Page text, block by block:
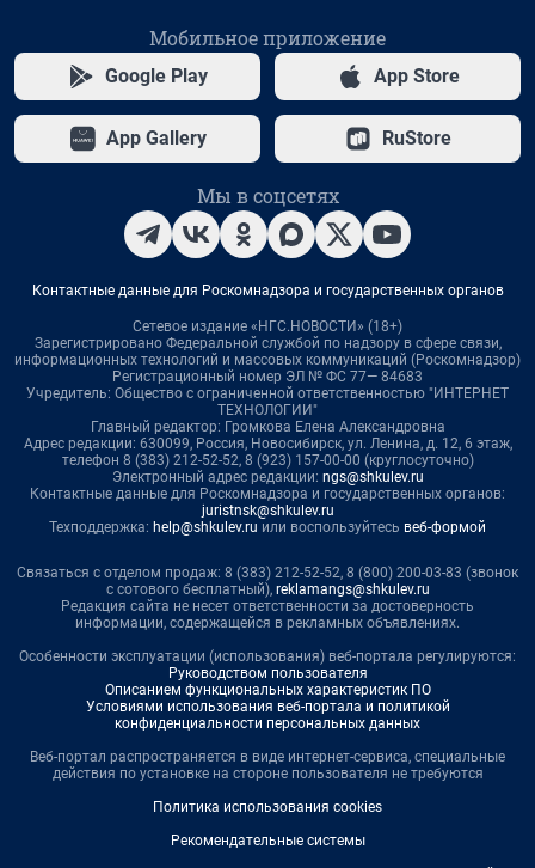
Мобильное приложение
Google Play App Store
App Gallery RuStore
Мы в соцсетях
Контактные данные для Роскомнадзора и государственных органов
Сетевое издание «НГС.НОВОСТИ» (18+)
Зарегистрировано Федеральной службой по надзору в сфере связи,
информационных технологий и массовых коммуникаций (Роскомнадзор)
Регистрационный номер ЭЛ № ФС 77— 84683
Учредитель: Общество с ограниченной ответственностью "ИНТЕРНЕТ
ТЕХНОЛОГИИ"
Главный редактор: Громкова Елена Александровна
Адрес редакции: 630099, Россия, Новосибирск, ул. Ленина, д. 12, 6 этаж,
телефон 8 (383) 212-52-52, 8 (923) 157-00-00 (круглосуточно)
Электронный адрес редакции: ngs@shkulev.ru
Контактные данные для Роскомнадзора и государственных органов:
juristnsk@shkulev.ru
Техподдержка: help@shkulev.ru или воспользуйтесь веб-формой
Связаться с отделом продаж: 8 (383) 212-52-52, 8 (800) 200-03-83 (звонок
с сотового бесплатный), reklamangs@shkulev.ru
Редакция сайта не несет ответственности за достоверность
информации, содержащейся в рекламных объявлениях.
Особенности эксплуатации (использования) веб-портала регулируются:
Руководством пользователя
Описанием функциональных характеристик ПО
Условиями использования веб-портала и политикой
конфиденциальности персональных данных
Веб-портал распространяется в виде интернет-сервиса, специальные
действия по установке на стороне пользователя не требуются
Политика использования cookies
Рекомендательные системы